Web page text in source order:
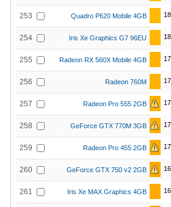
253 Quadro P620 Mobile 4GB
254 Iris Xe Graphics G7 96EU
255 Radeon RX 560X Mobile 4GB
256 Radeon 760M
257 Radeon Pro 555 2GB
258 GeForce GTX 770M 3GB
259 Radeon Pro 455 2GB
260 GeForce GTX 750 v2 2GB
261 Iris Xe MAX Graphics 4GB